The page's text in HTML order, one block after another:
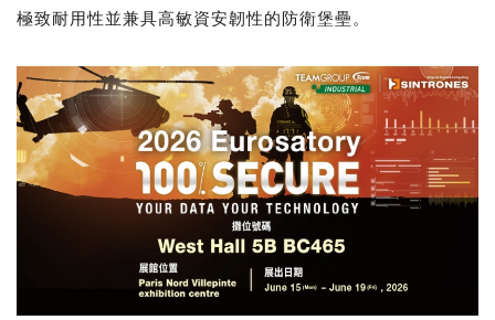
極致耐用性並兼具高敏資安韌性的防衛堡壘。